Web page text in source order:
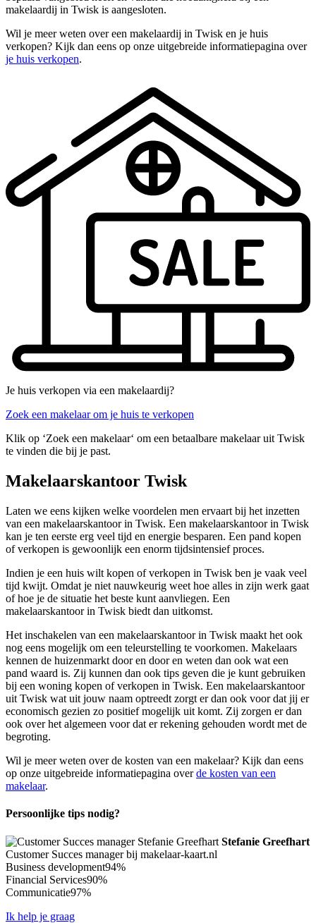
makelaardij in Twisk is aangesloten.
Wil je meer weten over een makelaardij in Twisk en je huis
verkopen? Kijk dan eens op onze uitgebreide informatiepagina over
je huis verkopen.
Je huis verkopen via een makelaardij?
Zoek een makelaar om je huis te verkopen
Klik op ‘Zoek een makelaar‘ om een betaalbare makelaar uit Twisk
te vinden die bij je past.
Makelaarskantoor Twisk
Laten we eens kijken welke voordelen men ervaart bij het inzetten
van een makelaarskantoor in Twisk. Een makelaarskantoor in Twisk
kan je ten eerste erg veel tijd en energie besparen. Een pand kopen
of verkopen is gewoonlijk een enorm tijdsintensief proces.
Indien je een huis wilt kopen of verkopen in Twisk ben je vaak veel
tijd kwijt. Omdat je niet nauwkeurig weet hoe alles in zijn werk gaat
of hoe je de situatie het beste kunt aanvliegen. Een
makelaarskantoor in Twisk biedt dan uitkomst.
Het inschakelen van een makelaarskantoor in Twisk maakt het ook
nog eens mogelijk om een teleurstelling te voorkomen. Makelaars
kennen de huizenmarkt door en door en weten dan ook wat een
pand waard is. Zij kunnen dan ook tips geven die je kunt gebruiken
bij een woning kopen of verkopen in Twisk. Een makelaarskantoor
uit Twisk wat uit jouw naam optreedt zorgt er dan ook voor dat jij er
economisch gezien zo positief mogelijk uit komt. Zij zorgen er dan
ook over het algemeen voor dat er rekening gehouden wordt met de
begroting.
Wil je meer weten over de kosten van een makelaar? Kijk dan eens
op onze uitgebreide informatiepagina overde kosten van een
makelaar.
Persoonlijke tips nodig?
Stefanie Greefhart
Customer Succes manager bij makelaar-kaart.nl
Business development94%
Financial Services90%
Communicatie97%
Ik help je graag